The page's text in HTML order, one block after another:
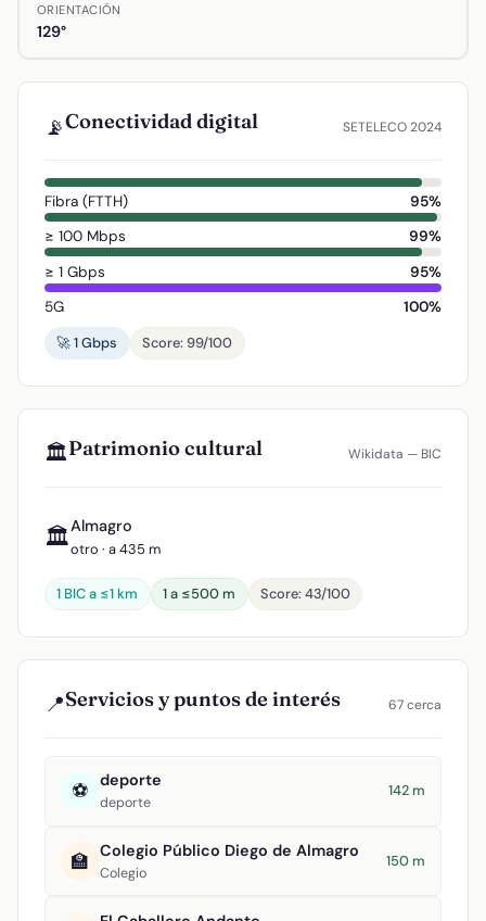
ORIENTACIÓN
129°
📡Conectividad digital SETELECO 2024
Fibra (FTTH)
95%
≥ 100 Mbps
99%
≥ 1 Gbps
95%
5G
100%
🚀 1 Gbps
Score: 99/100
🏛️Patrimonio cultural Wikidata — BIC
🏛️Almagro
otro · a 435 m
1 BIC a ≤1 km 1 a ≤500 m Score: 43/100
📍Servicios y puntos de interés 67 cerca
⚽ deporte
deporte
142 m
🏫 Colegio Público Diego de Almagro
Colegio
150 m